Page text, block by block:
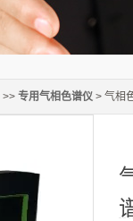
>> 专用气相色谱仪 > 气相